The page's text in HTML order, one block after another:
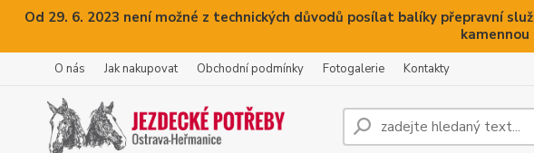
Od 29. 6. 2023 není možné z technických důvodů posílat balíky přepravní
kamennou
O nás Jak nakupovat Obchodní podmínky Fotogalerie Kontakty